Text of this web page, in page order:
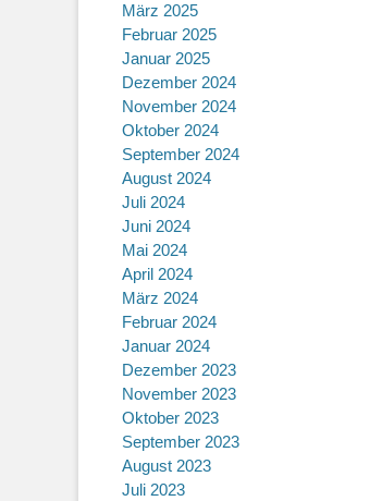
März 2025
Februar 2025
Januar 2025
Dezember 2024
November 2024
Oktober 2024
September 2024
August 2024
Juli 2024
Juni 2024
Mai 2024
April 2024
März 2024
Februar 2024
Januar 2024
Dezember 2023
November 2023
Oktober 2023
September 2023
August 2023
Juli 2023